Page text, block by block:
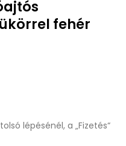
fehér
lépésénél, a „Fizetés“